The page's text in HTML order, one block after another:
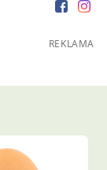
REKLAMA